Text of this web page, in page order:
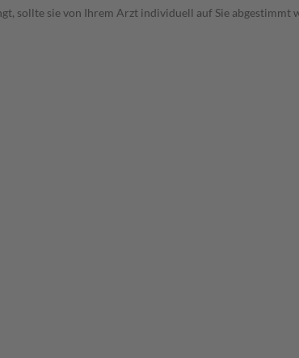
sollte sie von Ihrem Arzt individuell auf Sie